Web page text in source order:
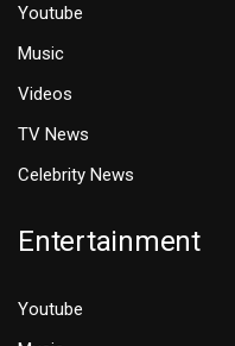
Youtube
Music
Videos
TV News
Celebrity News
Entertainment
Youtube